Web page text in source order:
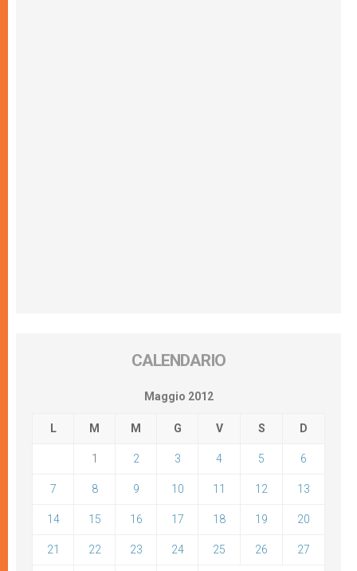
CALENDARIO
Maggio 2012
L M M G V S D
1 2 3 4 5 6
7 8 9 10 11 12 13
14 15 16 17 18 19 20
21 22 23 24 25 26 27